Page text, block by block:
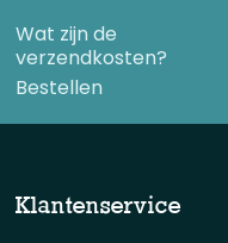
Wat zijn de
verzendkosten?
Bestellen
Klantenservice